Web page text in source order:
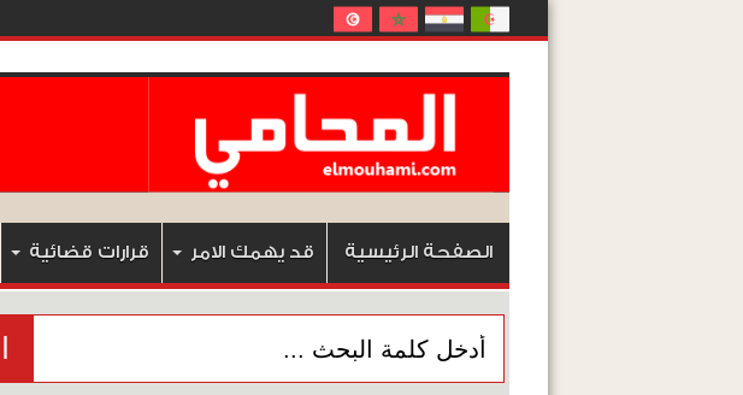
الصفحة الرئيسية قد يهمك الامر قرارات قضائية